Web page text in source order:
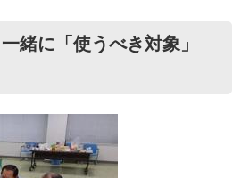
緒に「使うべき対象」